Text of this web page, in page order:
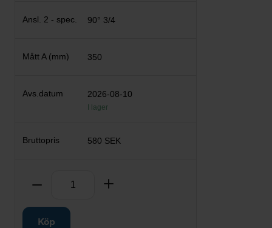
90° 3/4
350
2026-08-10
I lager
580 SEK
Ta bort
Köp